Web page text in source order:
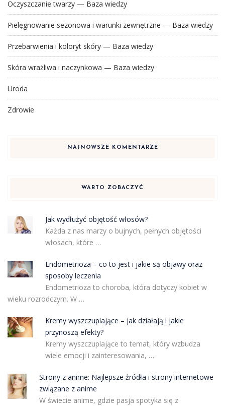
Oczyszczanie twarzy — Baza wiedzy
Pielęgnowanie sezonowa i warunki zewnętrzne — Baza wiedzy
Przebarwienia i koloryt skóry — Baza wiedzy
Skóra wrażliwa i naczynkowa — Baza wiedzy
Uroda
Zdrowie
NAJNOWSZE KOMENTARZE
WARTO ZOBACZYĆ
Jak wydłużyć objętość włosów?
Każda z nas marzy o bujnych, pełnych objętości
włosach, które …
Endometrioza – co to jest i jakie są objawy oraz
sposoby leczenia
Endometrioza to choroba, która dotyczy kobiet w
wieku rozrodczym. W …
Kremy wyszczuplające – jak działają i jakie
przynoszą efekty?
Kremy wyszczuplające to temat, który wzbudza
wiele emocji i zainteresowania, …
Strony z anime: Najlepsze źródła i strony internetowe
związane z anime
W świecie anime, gdzie pasja spotyka się z